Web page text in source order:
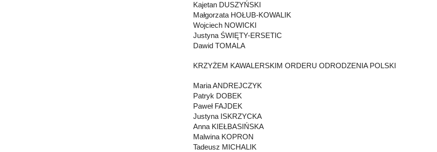
Kajetan DUSZYŃSKI
Małgorzata HOŁUB-KOWALIK
Wojciech NOWICKI
Justyna ŚWIĘTY-ERSETIC
Dawid TOMALA
KRZYŻEM KAWALERSKIM ORDERU ODRODZENIA POLSKI
Maria ANDREJCZYK
Patryk DOBEK
Paweł FAJDEK
Justyna ISKRZYCKA
Anna KIEŁBASIŃSKA
Malwina KOPRON
Tadeusz MICHALIK